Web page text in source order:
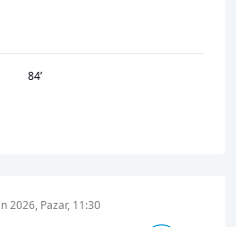
84’
2026, Pazar, 11:30